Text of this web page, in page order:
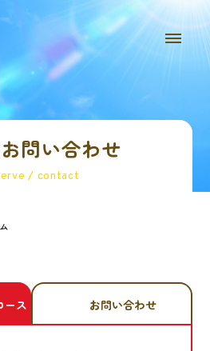
問い合わせ
/ contact
ース お問い合わせ